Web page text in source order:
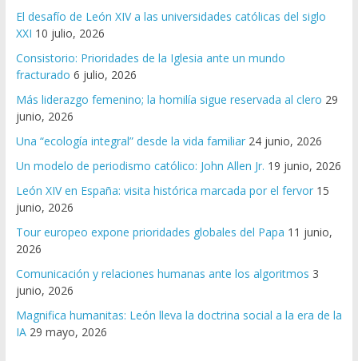
El desafío de León XIV a las universidades católicas del siglo
XXI 10 julio, 2026
Consistorio: Prioridades de la Iglesia ante un mundo
fracturado 6 julio, 2026
Más liderazgo femenino; la homilía sigue reservada al clero 29
junio, 2026
Una “ecología integral” desde la vida familiar 24 junio, 2026
Un modelo de periodismo católico: John Allen Jr. 19 junio, 2026
León XIV en España: visita histórica marcada por el fervor 15
junio, 2026
Tour europeo expone prioridades globales del Papa 11 junio,
2026
Comunicación y relaciones humanas ante los algoritmos 3
junio, 2026
Magnifica humanitas: León lleva la doctrina social a la era de la
IA 29 mayo, 2026